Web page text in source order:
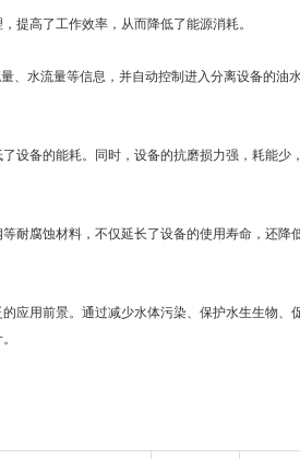
高了工作效率，从而降低了能源消耗。
水流量等信息，并自动控制进入分离设备的油
备的能耗。同时，设备的抗磨损力强，耗能少
腐蚀材料，不仅延长了设备的使用寿命，还降
应用前景。通过减少水体污染、保护水生生物、